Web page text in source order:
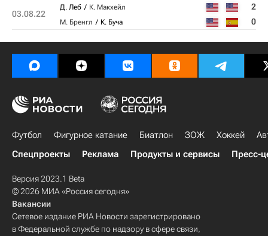
03.08.22
Д. Леб К. Макхейл 2
М. Бренгл К. Буча 0
Футбол Фигурное катание Биатлон ЗОЖ Хоккей
Спецпроекты
Реклама Продукты и сервисы Пресс-
Версия 2023.1 Beta
© 2026 МИА «Россия сегодня»
Вакансии
Сетевое издание РИА Новости зарегистрировано
в Федеральной службе по надзору в сфере связи,